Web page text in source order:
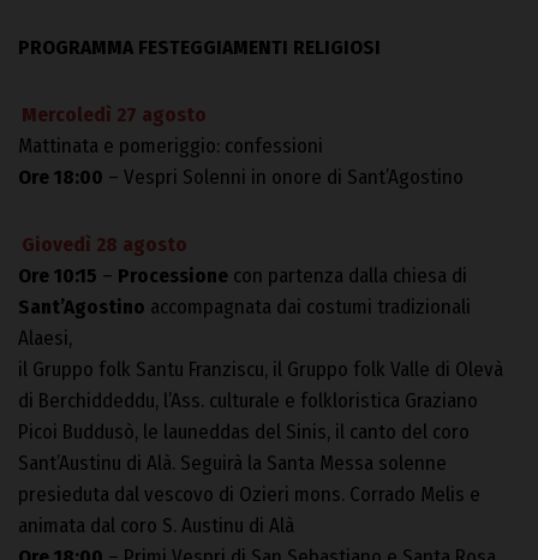
PROGRAMMA FESTEGGIAMENTI RELIGIOSI
Mercoledì 27 agosto
Mattinata e pomeriggio: confessioni
Ore 18:00 – Vespri Solenni in onore di Sant’Agostino
Giovedì 28 agosto
Ore 10:15 – Processione con partenza dalla chiesa di
Sant’Agostino accompagnata dai costumi tradizionali
Alaesi,
il Gruppo folk Santu Franziscu, il Gruppo folk Valle di Olevà
di Berchiddeddu, l’Ass. culturale e folkloristica Graziano
Picoi Buddusò, le launeddas del Sinis, il canto del coro
Sant’Austinu di Alà. Seguirà la Santa Messa solenne
presieduta dal vescovo di Ozieri mons. Corrado Melis e
animata dal coro S. Austinu di Alà